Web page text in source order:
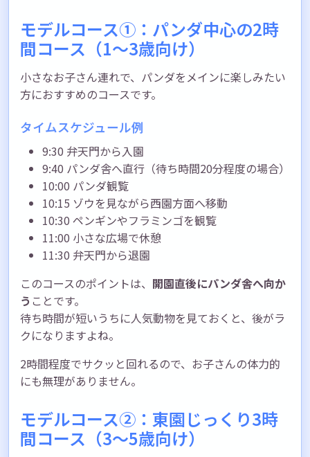
モデルコース①：パンダ中心の2時
間コース（1〜3歳向け）
小さなお子さん連れで、パンダをメインに楽しみたい
方におすすめのコースです。
タイムスケジュール例
9:30 弁天門から入園
9:40 パンダ舎へ直行（待ち時間20分程度の場合）
10:00 パンダ観覧
10:15 ゾウを見ながら西園方面へ移動
10:30 ペンギンやフラミンゴを観覧
11:00 小さな広場で休憩
11:30 弁天門から退園
このコースのポイントは、 開園直後にパンダ舎へ向か
う ことです。
待ち時間が短いうちに人気動物を見ておくと、後がラ
クになりますよね。
2時間程度でサクッと回れるので、お子さんの体力的
にも無理がありません。
モデルコース②：東園じっくり3時
間コース（3〜5歳向け）